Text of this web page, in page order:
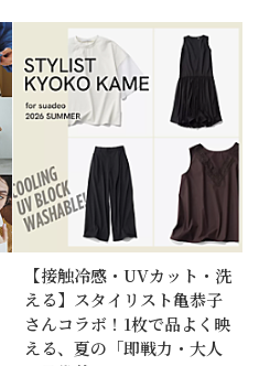
【接触冷感・UVカット・洗
える】スタイリスト亀恭子
さんコラボ！1枚で品よく映
える、夏の「即戦力・大人